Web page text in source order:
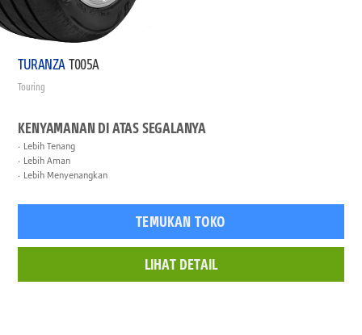
TURANZAT005A
Touring
KENYAMANAN DI ATAS SEGALANYA
Lebih Tenang
Lebih Aman
Lebih Menyenangkan
TEMUKAN TOKO
LIHAT DETAIL